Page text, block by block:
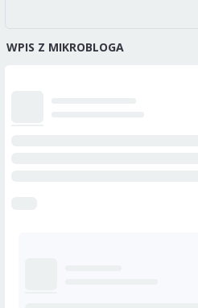
WPIS Z MIKROBLOGA